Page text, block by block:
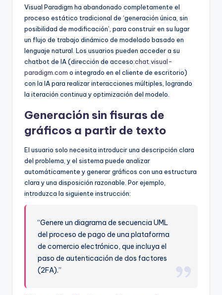
Visual Paradigm ha abandonado completamente el
proceso estático tradicional de ‘generación única, sin
posibilidad de modificación’, para construir en su lugar
un flujo de trabajo dinámico de modelado basado en
lenguaje natural. Los usuarios pueden acceder a su
chatbot de IA (dirección de acceso:chat.visual-
paradigm.com o integrado en el cliente de escritorio)
con la IA para realizar interacciones múltiples, logrando
la iteración continua y optimización del modelo.
Generación sin fisuras de
gráficos a partir de texto
El usuario solo necesita introducir una descripción clara
del problema, y el sistema puede analizar
automáticamente y generar gráficos con una estructura
clara y una disposición razonable. Por ejemplo,
introduzca la siguiente instrucción:
“Genere un diagrama de secuencia UML
del proceso de pago de una plataforma
de comercio electrónico, que incluya el
paso de autenticación de dos factores
(2FA).”